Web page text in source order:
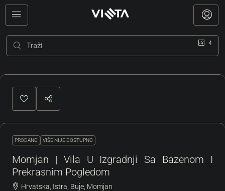
4
PRODANO VIŠE NIJE DOSTUPNO
Momjan | Vila U Izgradnji Sa Bazenom I
Prekrasnim Pogledom
Hrvatska, Istra, Buje, Momjan